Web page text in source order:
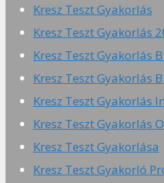
Kresz Teszt Gyakorlás
Kresz Teszt Gyakorlás
Kresz Teszt Gyakorlás
Kresz Teszt Gyakorlás
Kresz Teszt Gyakorlás
Kresz Teszt Gyakorlás
Kresz Teszt Gyakorlása
Kresz Teszt Gyakorló